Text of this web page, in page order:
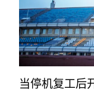
当停机复工后